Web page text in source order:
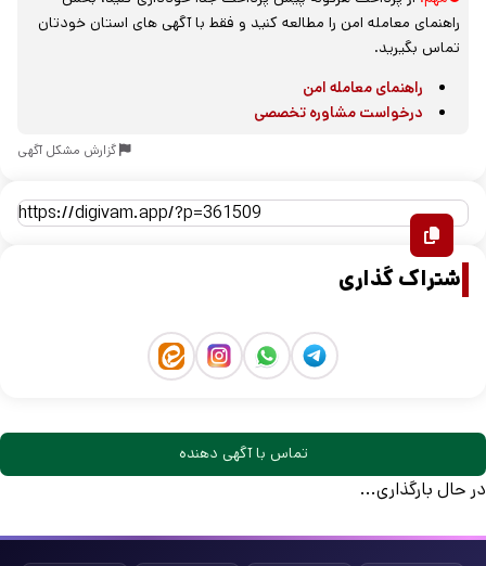
راهنمای معامله امن را مطالعه کنید و فقط با آگهی های استان خودتان
تماس بگیرید.
راهنمای معامله امن
درخواست مشاوره تخصصی
گزارش مشکل آگهی
اشتراک گذاری
تماس با آگهی دهنده
در حال بارگذاری...